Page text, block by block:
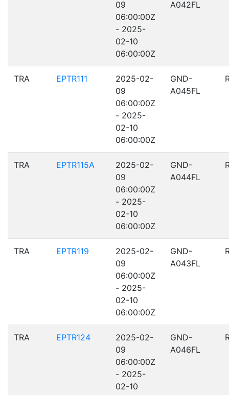
09
06:00:00Z
- 2025-
02-10
06:00:00Z
A042FL
TRA EPTR111
2025-02-
09
06:00:00Z
- 2025-
02-10
06:00:00Z
GND-
A045FL
TRA EPTR115A
2025-02-
09
06:00:00Z
- 2025-
02-10
06:00:00Z
GND-
A044FL
TRA EPTR119
2025-02-
09
06:00:00Z
- 2025-
02-10
06:00:00Z
GND-
A043FL
TRA EPTR124
2025-02-
09
06:00:00Z
- 2025-
02-10
GND-
A046FL